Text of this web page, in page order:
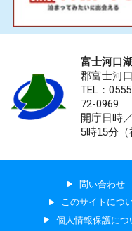
富士河口
郡富士河
TEL：
72-0969
開庁日時
5時15分（
問い合わせ
このサイトにつ
個人情報保護につ